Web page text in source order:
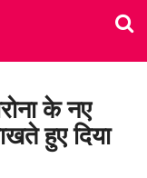
के नए
हुए दिया